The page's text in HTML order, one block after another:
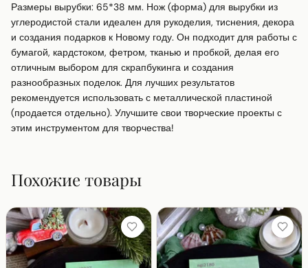
Размеры вырубки: 65*38 мм. Нож (форма) для вырубки из
углеродистой стали идеален для рукоделия, тиснения, декора
и создания подарков к Новому году. Он подходит для работы с
бумагой, кардстоком, фетром, тканью и пробкой, делая его
отличным выбором для скрапбукинга и создания
разнообразных поделок. Для лучших результатов
рекомендуется использовать с металлической пластиной
(продается отдельно). Улучшите свои творческие проекты с
этим инструментом для творчества!
Похожие товары